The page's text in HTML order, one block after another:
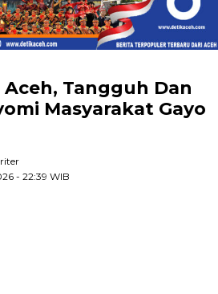
Tangguh Dan
Masyarakat Gayo
- 22:39 WIB